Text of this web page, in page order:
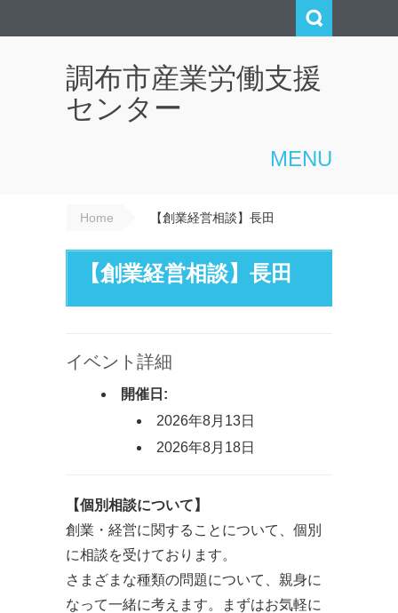
調布市産業労働支援
センター
MENU
Home 【創業経営相談】長田
【創業経営相談】長田
イベント詳細
開催日:
2026年8月13日
2026年8月18日
【個別相談について】
創業・経営に関することについて、個別
に相談を受けております。
さまざまな種類の問題について、親身に
なって一緒に考えます。まずはお気軽に